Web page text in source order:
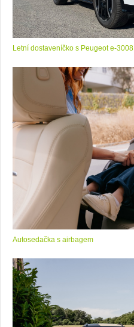
Letní dostaveníčko s Peugeot e-3008
Autosedačka s airbagem